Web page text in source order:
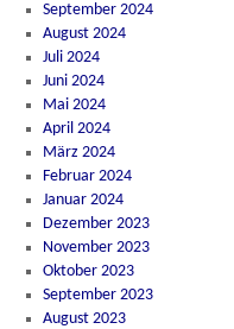
September 2024
August 2024
Juli 2024
Juni 2024
Mai 2024
April 2024
März 2024
Februar 2024
Januar 2024
Dezember 2023
November 2023
Oktober 2023
September 2023
August 2023